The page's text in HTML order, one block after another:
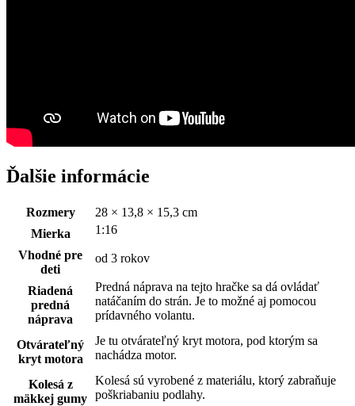
Ďalšie informácie
Rozmery
28 × 13,8 × 15,3 cm
Mierka
1:16
Vhodné pre
deti
od 3 rokov
Riadená
predná
náprava
Predná náprava na tejto hračke sa dá ovládať
natáčaním do strán. Je to možné aj pomocou
prídavného volantu.
Otvárateľný
kryt motora
Je tu otvárateľný kryt motora, pod ktorým sa
nachádza motor.
Kolesá z
mäkkej gumy
Kolesá sú vyrobené z materiálu, ktorý zabraňuje
poškriabaniu podlahy.